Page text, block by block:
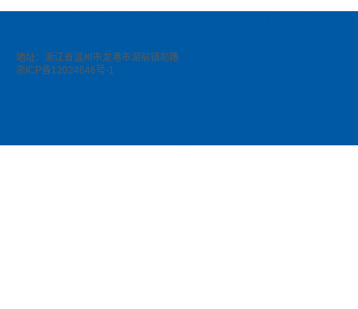
地址：浙江省温州市龙港市湖前镇前路
浙ICP备12024646号-1